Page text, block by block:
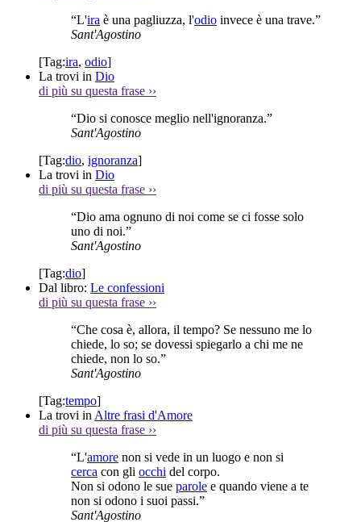
“L'ira è una pagliuzza, l'odio invece è una trave.”
Sant'Agostino
[Tag:ira, odio]
La trovi in Dio
di più su questa frase ››
“Dio si conosce meglio nell'ignoranza.”
Sant'Agostino
[Tag:dio, ignoranza]
La trovi in Dio
di più su questa frase ››
“Dio ama ognuno di noi come se ci fosse solo
uno di noi.”
Sant'Agostino
[Tag:dio]
Dal libro: Le confessioni
di più su questa frase ››
“Che cosa è, allora, il tempo? Se nessuno me lo
chiede, lo so; se dovessi spiegarlo a chi me ne
chiede, non lo so.”
Sant'Agostino
[Tag:tempo]
La trovi in Altre frasi d'Amore
di più su questa frase ››
“L'amore non si vede in un luogo e non si
cerca con gli occhi del corpo.
Non si odono le sue parole e quando viene a te
non si odono i suoi passi.”
Sant'Agostino